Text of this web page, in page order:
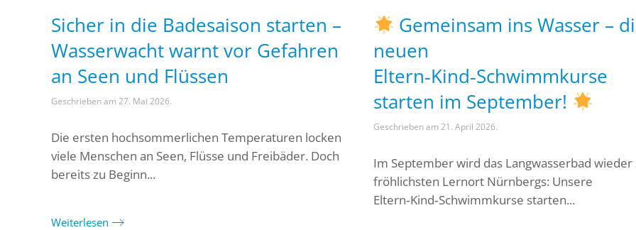
Sicher in die Badesaison starten –
Wasserwacht warnt vor Gefahren
an Seen und Flüssen
Geschrieben am 27. Mai 2026.
Die ersten hochsommerlichen Temperaturen locken
viele Menschen an Seen, Flüsse und Freibäder. Doch
bereits zu Beginn...
Weiterlesen
Gemeinsam ins Wasser –
neuen
Eltern‑Kind‑Schwimmkurse
starten im September!
Geschrieben am 21. April 2026.
Im September wird das Langwasserbad wieder
fröhlichsten Lernort Nürnbergs: Unsere
Eltern‑Kind‑Schwimmkurse starten...